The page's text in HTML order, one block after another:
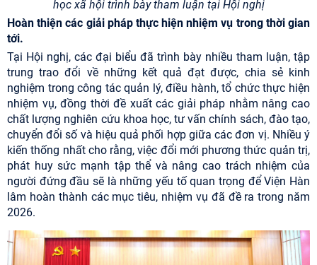
học xã hội trình bày tham luận tại Hội nghị
Hoàn thiện các giải pháp thực hiện nhiệm vụ trong thời gian
tới.
Tại Hội nghị, các đại biểu đã trình bày nhiều tham luận, tập
trung trao đổi về những kết quả đạt được, chia sẻ kinh
nghiệm trong công tác quản lý, điều hành, tổ chức thực hiện
nhiệm vụ, đồng thời đề xuất các giải pháp nhằm nâng cao
chất lượng nghiên cứu khoa học, tư vấn chính sách, đào tạo,
chuyển đổi số và hiệu quả phối hợp giữa các đơn vị. Nhiều ý
kiến thống nhất cho rằng, việc đổi mới phương thức quản trị,
phát huy sức mạnh tập thể và nâng cao trách nhiệm của
người đứng đầu sẽ là những yếu tố quan trọng để Viện Hàn
lâm hoàn thành các mục tiêu, nhiệm vụ đã đề ra trong năm
2026.